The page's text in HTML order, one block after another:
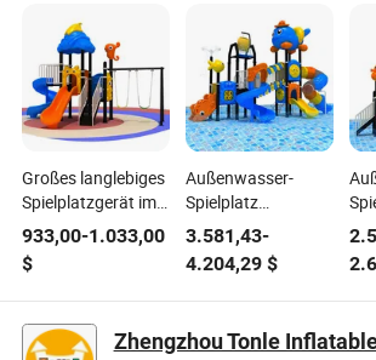
von Kindern
Großes langlebiges
Spielplatzgerät im
Freien mit Schaukel
und Rutsche für
Schulspielplätze
und Freizeitparks
933,00-1.033,00
$
Außenwasser-
Spielplatz
Freizeitgeräte
Sportausrüstung
Rutsche verwendet
für Gartenpark
3.581,43-
4.204,29$
für
Zhengzhou Tonle